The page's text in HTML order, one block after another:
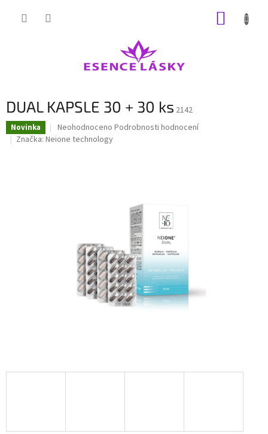
DUAL KAPSLE 30 + 30 ks 2142
Novinka
Průměrné
hodnocení
Neohodnoceno Podrobnosti hodnocení
Značka: Neione technology